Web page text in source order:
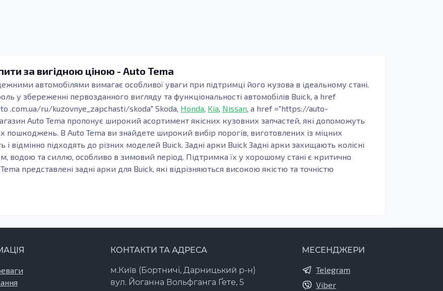
за вигідною ціною - Auto Tema
автомобілями вимагає особливої уваги при підтримці його кузова в ідеальному стані.
у збереженні первозданного вигляду та функціональності автомобілів Buick, a href
.com.ua/ru/kuzovnye_zapchasti/skoda" Skoda, Honda, Kia, Nissan, a href ="https://auto-
Auto Tema пропонує широкий асортимент якісних кузовних запчастей, які допоможуть
пошкоджень. В Auto Tema ви знайдете широкий вибір порогів, виготовлених із міцних
і відмінно підходять до різних моделей Buick. Задні арки Buick Задні арки захищають колісні
водою та силлю, особливо в зимовий період. Підтримка їх у хорошому стані є критично
представлені задні арки для Buick, які відрізняються високою якістю та точністю
зберегти чистоту та цілісність вашого автомобіля. Крила виготовляються з
деталі кузова, включаючи бампери, капоти та двері. Шкірна деталь виробляється з
гарантує їх довговічність та відповідність оригінальним компонентам. Ремкомплекти дверей
компоненти для їх ремонту чи відновлення. Це дозволяє не тільки відновити
зовнішній вигляд, забезпечуючи ідеальне закриття та захист від шуму. Ми пропонуємо лише
КОНТАКТИ ТА АДРЕСА
м.Київ (Бортничі, Дарницький р-н)
вул. Йоганна Вольфганга Ґете, 5
МЕСЕНДЖЕРИ
Telegram
Viber